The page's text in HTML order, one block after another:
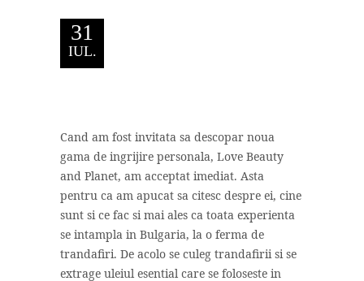
31
IUL.
Cand am fost invitata sa descopar noua
gama de ingrijire personala, Love Beauty
and Planet, am acceptat imediat. Asta
pentru ca am apucat sa citesc despre ei, cine
sunt si ce fac si mai ales ca toata experienta
se intampla in Bulgaria, la o ferma de
trandafiri. De acolo se culeg trandafirii si se
extrage uleiul esential care se foloseste in